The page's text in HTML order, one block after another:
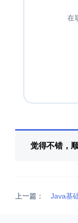
在
觉得不错，
上一篇： Java基